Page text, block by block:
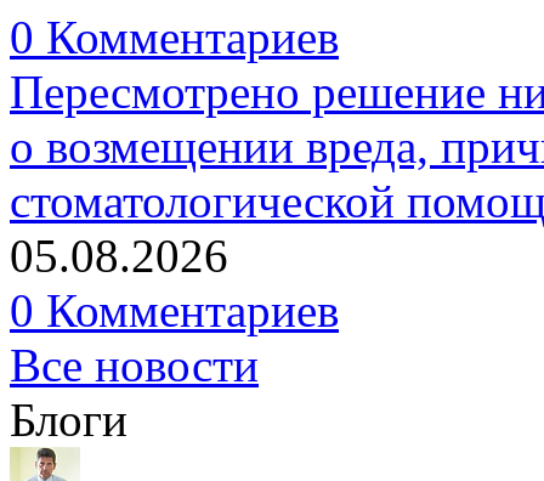
0 Комментариев
Пересмотрено решение
о возмещении вреда,
стоматологической
05.08.2026
0 Комментариев
Все новости
Блоги